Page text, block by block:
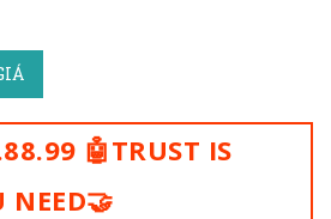
🤖TRUST IS
NEED🤝